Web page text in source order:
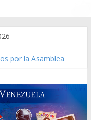
por la Asamblea
año CXXXIII Mes V,